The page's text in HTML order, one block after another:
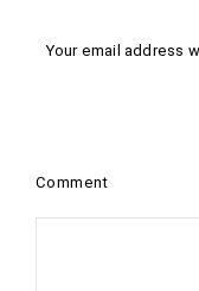
Your email address
Comment